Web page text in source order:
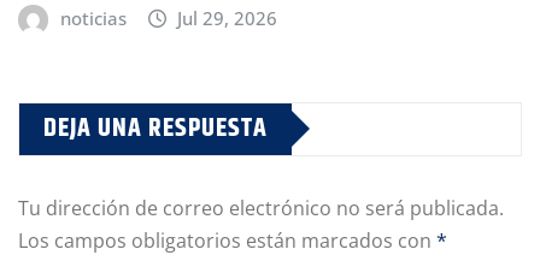
noticias Jul 29, 2026
DEJA UNA RESPUESTA
Tu dirección de correo electrónico no será publicada.
Los campos obligatorios están marcados con *